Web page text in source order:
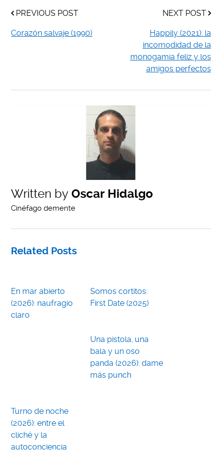
PREVIOUS POST
Corazón salvaje (1990)
NEXT POST
Happily (2021): la
incomodidad de la
monogamia feliz y los
amigos perfectos
Written by Oscar Hidalgo
Cinéfago demente
Related Posts
En mar abierto
(2026): naufragio
claro
Somos cortitos:
First Date (2025)
Una pistola, una
bala y un oso
panda (2026): dame
más punch
Turno de noche
(2026): entre el
cliché y la
autoconciencia